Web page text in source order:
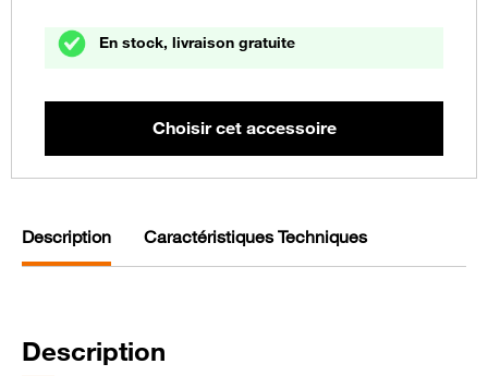
En stock, livraison gratuite
Description Caractéristiques Techniques
Description